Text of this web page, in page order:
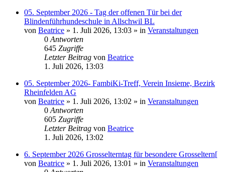
05. September 2026 - Tag der offenen Tür bei der
Blindenführhundeschule in Allschwil BL
von Beatrice » 1. Juli 2026, 13:03 » in Veranstaltungen
0 Antworten
645 Zugriffe
Letzter Beitrag von Beatrice
1. Juli 2026, 13:03
05. September 2026- FambiKi-Treff, Verein Insieme, Bezirk
Rheinfelden AG
von Beatrice » 1. Juli 2026, 13:02 » in Veranstaltungen
0 Antworten
605 Zugriffe
Letzter Beitrag von Beatrice
1. Juli 2026, 13:02
6. September 2026 Grosselterntag für besondere Grosseltern[
von Beatrice » 1. Juli 2026, 13:01 » in Veranstaltungen